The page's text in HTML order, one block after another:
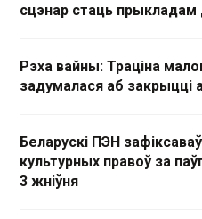
сцэнар стаць прыкладам
Рэха вайны: Траціна
задумалася аб
Беларускі ПЭН
культурных правоў за
3 жніўня